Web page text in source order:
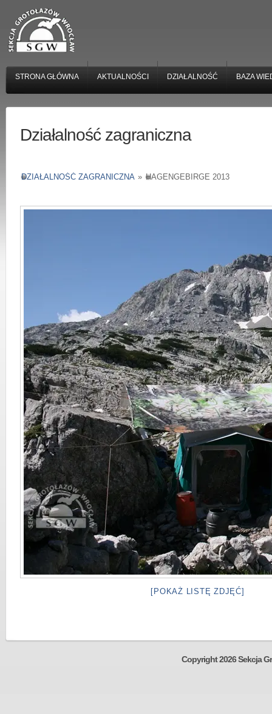
STRONA GŁÓWNA AKTUALNOŚCI DZIAŁALNOŚĆ BAZA
Działalność zagraniczna
DZIAŁALNOŚĆ ZAGRANICZNA » HAGENGEBIRGE 2013
[POKAŻ LISTĘ ZDJĘĆ]
Copyright 2026 Sekcja